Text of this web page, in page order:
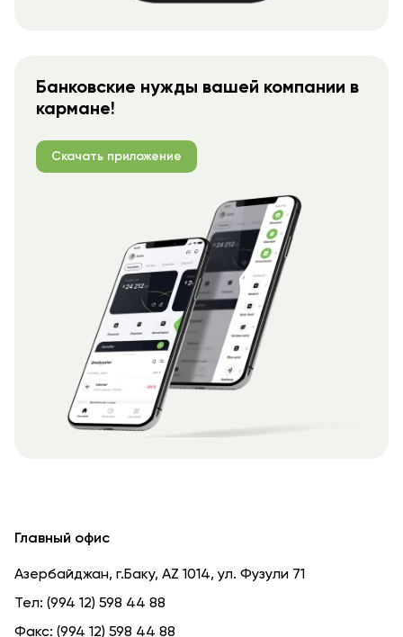
Банковские нужды вашей компании в
кармане!
Скачать приложение
Главный офис
Азербайджан, г.Баку, AZ 1014, ул. Фузули 71
Тел: (994 12) 598 44 88
Факс: (994 12) 598 44 88